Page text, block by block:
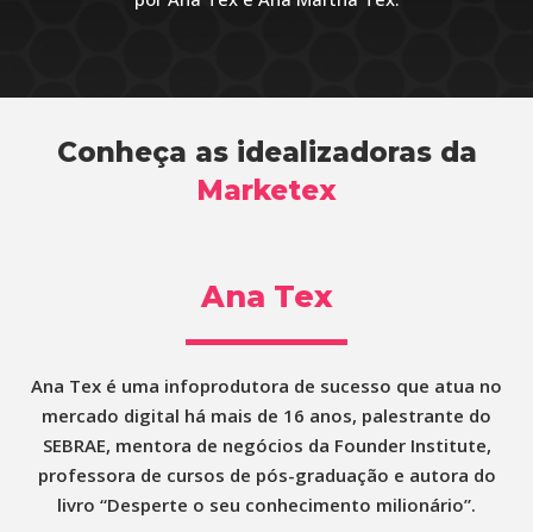
Conheça as idealizadoras da
Marketex
Ana Tex
Ana Tex é uma infoprodutora de sucesso que atua no
mercado digital há mais de 16 anos, palestrante do
SEBRAE, mentora de negócios da Founder Institute,
professora de cursos de pós-graduação e autora do
livro “Desperte o seu conhecimento milionário”.